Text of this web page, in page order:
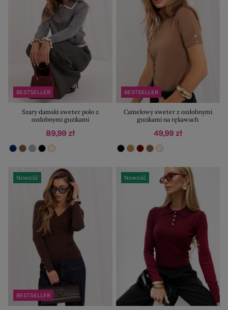
BESTSELLER
Szary damski sweter polo z
ozdobnymi guzikami
89,99 zł
BESTSELLER
Camelowy sweter z ozdobnymi
guzikami na rękawach
49,99 zł
BESTSELLER
Nowość Nowość